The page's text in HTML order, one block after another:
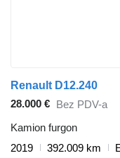
Renault D12.240
28.000 € Bez PDV-a
Kamion furgon
2019
392.009 km